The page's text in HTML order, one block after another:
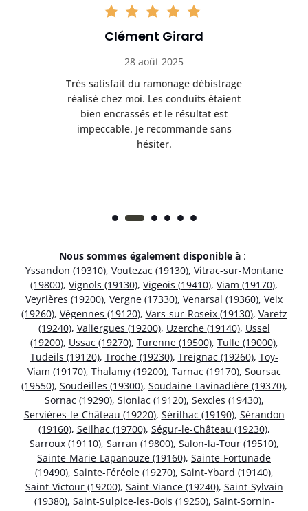
Clément Girard
28 août 2025
Très satisfait du ramonage débistrage
réalisé chez moi. Les conduits étaient
bien encrassés et le résultat est
impeccable. Je recommande sans
hésiter.
Nous sommes également disponible à :
Yssandon (19310), Voutezac (19130), Vitrac-sur-Montane
(19800), Vignols (19130), Vigeois (19410), Viam (19170),
Veyrières (19200), Vergne (17330), Venarsal (19360), Veix
(19260), Végennes (19120), Vars-sur-Roseix (19130), Varetz
(19240), Valiergues (19200), Uzerche (19140), Ussel
(19200), Ussac (19270), Turenne (19500), Tulle (19000),
Tudeils (19120), Troche (19230), Treignac (19260), Toy-
Viam (19170), Thalamy (19200), Tarnac (19170), Soursac
(19550), Soudeilles (19300), Soudaine-Lavinadière (19370),
Sornac (19290), Sioniac (19120), Sexcles (19430),
Servières-le-Château (19220), Sérilhac (19190), Sérandon
(19160), Seilhac (19700), Ségur-le-Château (19230),
Sarroux (19110), Sarran (19800), Salon-la-Tour (19510),
Sainte-Marie-Lapanouze (19160), Sainte-Fortunade
(19490), Sainte-Féréole (19270), Saint-Ybard (19140),
Saint-Victour (19200), Saint-Viance (19240), Saint-Sylvain
(19380), Saint-Sulpice-les-Bois (19250), Saint-Sornin-